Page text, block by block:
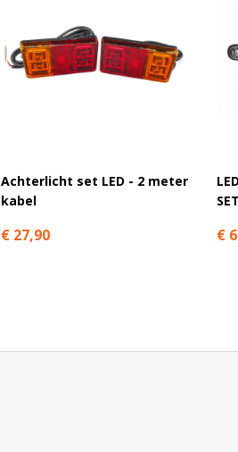
Achterlicht set LED - 2 meter
kabel
€ 27,90 €